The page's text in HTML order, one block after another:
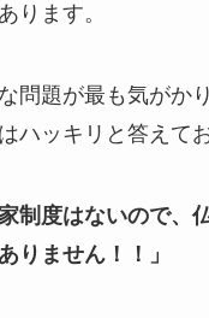
ります。
問題が最も気がか
ハッキリと答えて
制度はないので、
りません！！」